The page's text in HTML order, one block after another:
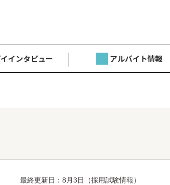
インタビュー アルバイト情報
最終更新日：8月3日（採用試験情報）